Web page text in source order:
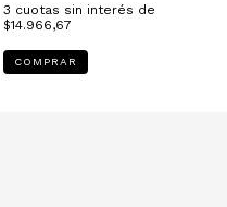
3 cuotas sin interés de
$14.966,67
COMPRAR